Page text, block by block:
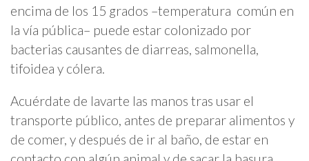
encima de los 15 grados –temperatura común en
la vía pública– puede estar colonizado por
bacterias causantes de diarreas, salmonella,
tifoidea y cólera.
Acuérdate de lavarte las manos tras usar el
transporte público, antes de preparar alimentos y
de comer, y después de ir al baño, de estar en